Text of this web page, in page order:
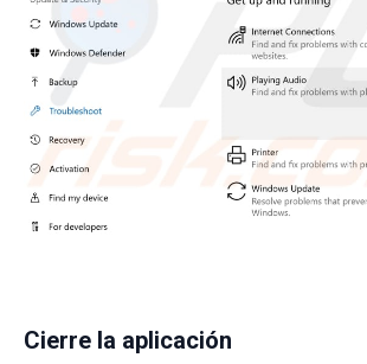
Cierre la aplicación